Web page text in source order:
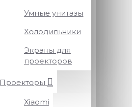
Умные унитазы
Холодильники
Экраны для
проекторов
Проекторы
Xiaomi